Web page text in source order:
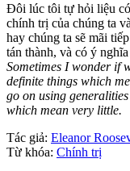
Đôi lúc tôi tự hỏi liệu
chính trị của chúng ta
hay chúng ta sẽ mãi
tán thành, và có ý
Sometimes I wonder if
definite things which
go on using
which mean very little.
Tác giả: Eleanor
Từ khóa: Chính trị